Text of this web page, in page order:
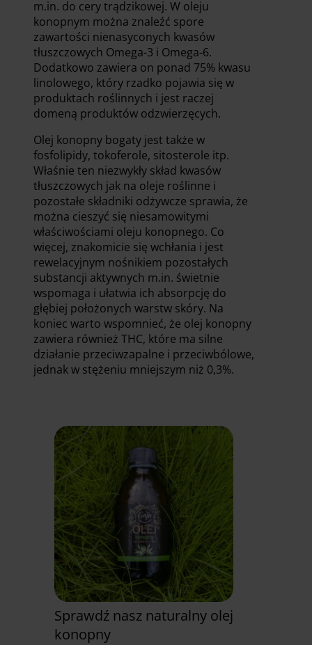
m.in. do cery trądzikowej. W oleju
konopnym można znaleźć spore
zawartości nienasyconych kwasów
tłuszczowych Omega-3 i Omega-6.
Dodatkowo zawiera on ponad 75% kwasu
linolowego, który rzadko pojawia się w
produktach roślinnych i jest raczej
domeną produktów odzwierzęcych.
Olej konopny bogaty jest także w
fosfolipidy, tokoferole, sitosterole itp.
Właśnie ten niezwykły skład kwasów
tłuszczowych jak na oleje roślinne i
pozostałe składniki odżywcze sprawia, że
można cieszyć się niesamowitymi
właściwościami oleju konopnego. Co
więcej, znakomicie się wchłania i jest
rewelacyjnym nośnikiem pozostałych
substancji aktywnych m.in. świetnie
wspomaga i ułatwia ich absorpcję do
głębiej położonych warstw skóry. Na
koniec warto wspomnieć, że olej konopny
zawiera również THC, które ma silne
działanie przeciwzapalne i przeciwbólowe,
jednak w stężeniu mniejszym niż 0,3%.
Sprawdź nasz naturalny olej
konopny